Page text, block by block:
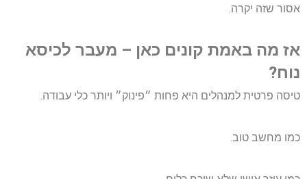
אסור שזה יקרה.
אז מה באמת קונים כאן – מעבר לכיסא
נוח?
טיסה פרטית למנהלים היא פחות ״פינוק״ ויותר כלי עבודה.
כמו מחשב טוב.